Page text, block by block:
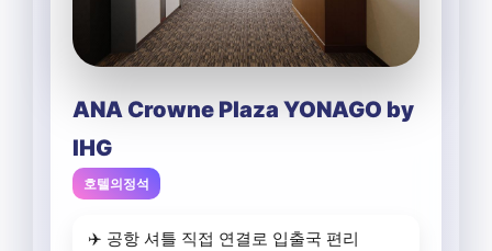
ANA Crowne Plaza YONAGO by
IHG
호텔의정석
✈️ 공항 셔틀 직접 연결로 입출국 편리